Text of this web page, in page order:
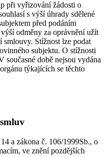
při vyřizování žádosti o
s výší úhrady sdělené
před podáním
odměny za oprávnění užít
smlouvy. Stížnost lze podat
subjektu. O stížnosti
současné době nejsou vydána
týkajících se těchto
a zákona č. 106/1999Sb., o
ve znění pozdějších